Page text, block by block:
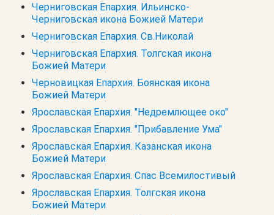
Черниговская Епархия. Ильинско-
Черниговская икона Божией Матери
Черниговская Епархия. Св.Николай
Черниговская Епархия. Толгская икона
Божией Матери
Черновицкая Епархия. Боянская икона
Божией Матери
Ярославская Епархия. "Недремлющее око"
Ярославская Епархия. "Прибавление Ума"
Ярославская Епархия. Казанская икона
Божией Матери
Ярославская Епархия. Спас Всемилостивый
Ярославская Епархия. Толгская икона
Божией Матери